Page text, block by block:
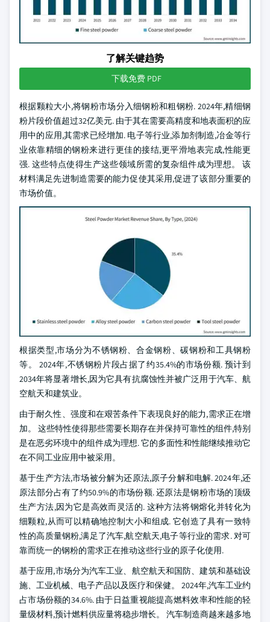
了解关键趋势
下载免费 PDF
根据颗粒大小,将钢粉市场分入细钢粉和粗钢粉. 2024年,精细钢
粉片段价值超过32亿美元. 由于其在需要高精度和地表面积的应
用中的应用,其需求已经增加. 电子等行业,添加剂制造,冶金等行
业依靠精细的钢粉来进行更佳的接结,更平滑地表完成,性能更
强. 这些特点使得生产这些领域所需的复杂组件成为理想。 该
材料满足先进制造需要的能力促使其采用,促进了该部分重要的
市场价值。
根据类型,市场分为不锈钢粉、合金钢粉、碳钢粉和工具钢粉
等。 2024年,不锈钢粉片段占据了约35.4%的市场份额. 预计到
2034年将显著增长,因为它具有抗腐蚀性并被广泛用于汽车、航
空航天和建筑业。
由于耐久性、强度和在艰苦条件下表现良好的能力,需求正在增
加。 这些特性使得那些需要长期存在并保持可靠性的组件,特别
是在恶劣环境中的组件成为理想. 它的多面性和性能继续推动它
在不同工业应用中被采用。
基于生产方法,市场被分解为还原法,原子分解和电解. 2024年,还
原法部分占有了约50.9%的市场份额. 还原法是钢粉市场的顶级
生产方法,因为它是高效而灵活的. 这种方法将钢熔化并转化为
细颗粒,从而可以精确地控制大小和组成. 它创造了具有一致特
性的高质量钢粉,满足了汽车,航空航天,电子等行业的需求. 对可
靠而统一的钢粉的需求正在推动这些行业的原子化使用.
基于应用,市场分为汽车工业、航空航天和国防、建筑和基础设
施、工业机械、电子产品以及医疗和保健。 2024年,汽车工业约
占市场份额的34.6%. 由于日益重视能提高燃料效率和性能的轻
量级材料,预计燃料供应量将稳步增长。 汽车制造商越来越多地